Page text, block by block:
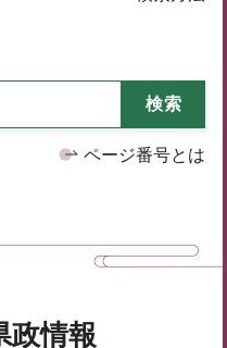
ページ番号とは
政情報